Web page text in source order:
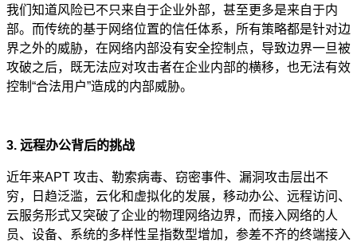
我们知道风险已不只来自于企业外部，甚至更多是来自于内
部。而传统的基于网络位置的信任体系，所有策略都是针对边
界之外的威胁，在网络内部没有安全控制点，导致边界一旦被
攻破之后，既无法应对攻击者在企业内部的横移，也无法有效
控制“合法用户”造成的内部威胁。
3. 远程办公背后的挑战
近年来APT 攻击、勒索病毒、窃密事件、漏洞攻击层出不
穷，日趋泛滥，云化和虚拟化的发展，移动办公、远程访问、
云服务形式又突破了企业的物理网络边界，而接入网络的人
员、设备、系统的多样性呈指数型增加，参差不齐的终端接入